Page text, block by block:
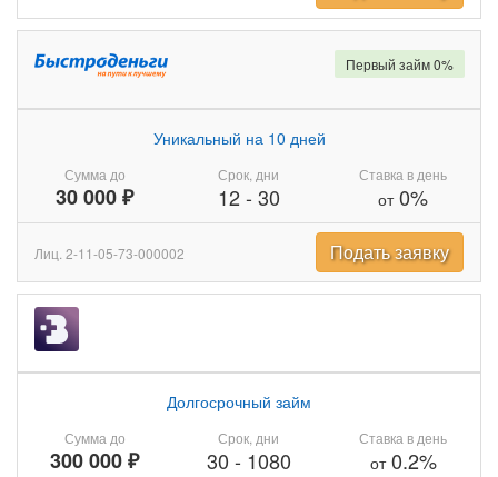
Сумма до
30 000 ₽
Уникальный на 10 дней
Срок, дни
12- 30
Ставка в день
от0%
Первый займ 0%
Лиц. 2-11-05-73-000002 Подать заявку
Сумма до
300 000 ₽
Долгосрочный займ
Срок, дни
30 - 1080
Ставка в день
от0.2%